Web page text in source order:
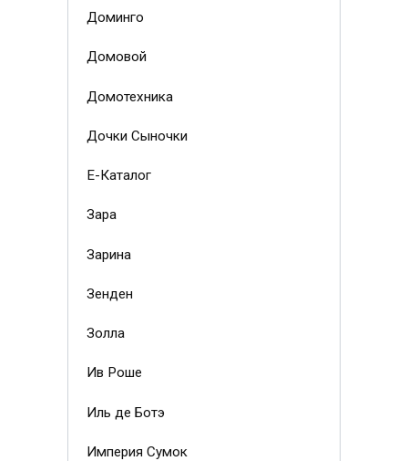
Доминго
Домовой
Домотехника
Дочки Сыночки
Е-Каталог
Зара
Зарина
Зенден
Золла
Ив Роше
Иль де Ботэ
Империя Сумок